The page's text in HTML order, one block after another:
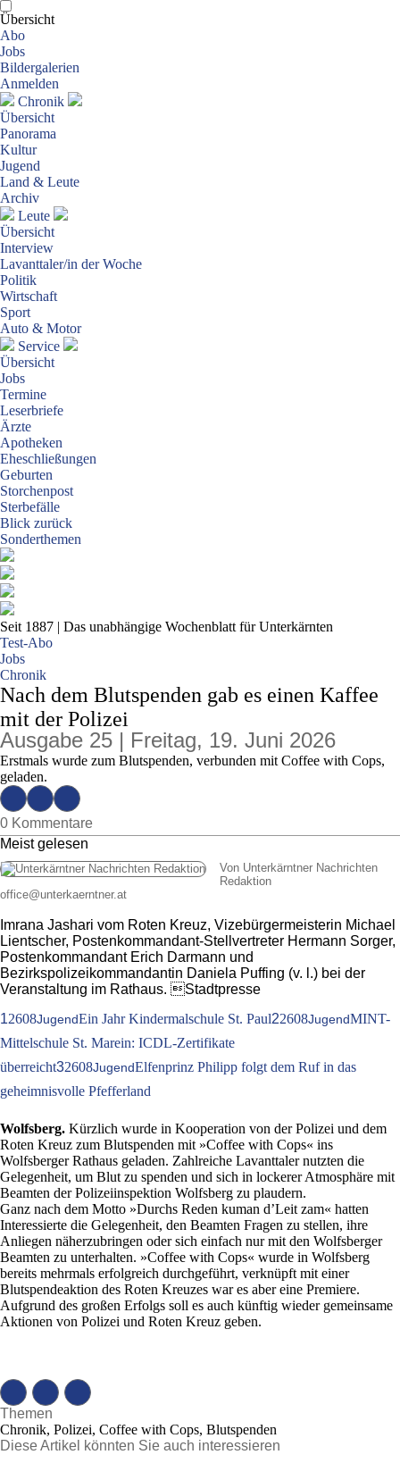
Übersicht
Abo
Jobs
Bildergalerien
Anmelden
Chronik
Übersicht
Panorama
Kultur
Jugend
Land & Leute
Archiv
Leute
Übersicht
Interview
Lavanttaler/in der Woche
Politik
Wirtschaft
Sport
Auto & Motor
Service
Übersicht
Jobs
Termine
Leserbriefe
Ärzte
Apotheken
Eheschließungen
Geburten
Storchenpost
Sterbefälle
Blick zurück
Sonderthemen
Seit 1887 | Das unabhängige Wochenblatt für Unterkärnten
Test-Abo
Jobs
Chronik
Nach dem Blutspenden gab es einen Kaffee
mit der Polizei
Ausgabe 25 | Freitag, 19. Juni 2026
Erstmals wurde zum Blutspenden, verbunden mit Coffee with Cops,
geladen.
0 Kommentare
Meist gelesen
Von Unterkärntner Nachrichten
Redaktion
office@unterkaerntner.at
Imrana Jashari vom Roten Kreuz, Vizebürgermeisterin Michael
Lientscher, Postenkommandant-Stellvertreter Hermann Sorger,
Postenkommandant Erich Darmann und
Bezirkspolizeikommandantin Daniela Puffing (v. l.) bei der
Veranstaltung im Rathaus. Stadtpresse
12608JugendEin Jahr Kindermalschule St. Paul22608JugendMINT-
Mittelschule St. Marein: ICDL-Zertifikate
überreicht32608JugendElfenprinz Philipp folgt dem Ruf in das
geheimnisvolle Pfefferland
Wolfsberg. Kürzlich wurde in Kooperation von der Polizei und dem
Roten Kreuz zum Blutspenden mit »Coffee with Cops« ins
Wolfsberger Rathaus geladen. Zahlreiche Lavanttaler nutzten die
Gelegenheit, um Blut zu spenden und sich in lockerer Atmosphäre mit
Beamten der Polizeiinspektion Wolfsberg zu plaudern.
Ganz nach dem Motto »Durchs Reden kuman d’Leit zam« hatten
Interessierte die Gelegenheit, den Beamten Fragen zu stellen, ihre
Anliegen näherzubringen oder sich einfach nur mit den Wolfsberger
Beamten zu unterhalten. »Coffee with Cops« wurde in Wolfsberg
bereits mehrmals erfolgreich durchgeführt, verknüpft mit einer
Blutspendeaktion des Roten Kreuzes war es aber eine Premiere.
Aufgrund des großen Erfolgs soll es auch künftig wieder gemeinsame
Aktionen von Polizei und Roten Kreuz geben.
Themen
Chronik, Polizei, Coffee with Cops, Blutspenden
Diese Artikel könnten Sie auch interessieren